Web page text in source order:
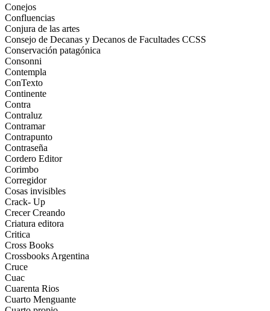
Conejos
Confluencias
Conjura de las artes
Consejo de Decanas y Decanos de Facultades CCSS
Conservación patagónica
Consonni
Contempla
ConTexto
Continente
Contra
Contraluz
Contramar
Contrapunto
Contraseña
Cordero Editor
Corimbo
Corregidor
Cosas invisibles
Crack- Up
Crecer Creando
Criatura editora
Critica
Cross Books
Crossbooks Argentina
Cruce
Cuac
Cuarenta Rios
Cuarto Menguante